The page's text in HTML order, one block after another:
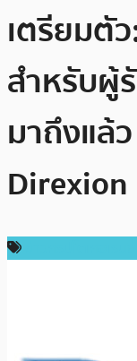
เตรียมตั
สำหรับผู้
มาถึงแล้
Direxion